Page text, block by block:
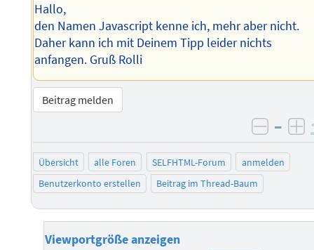
Hallo,
den Namen Javascript kenne ich, mehr aber nicht.
Daher kann ich mit Deinem Tipp leider nichts
anfangen. Gruß Rolli
Beitrag melden
–
Übersicht alle Foren SELFHTML-Forum
anmelden
Benutzerkonto erstellen
Beitrag im Thread-Baum
Viewportgröße anzeigen